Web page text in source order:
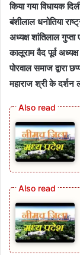
किया गया विधायक
बंशीलाल धनोतिया
अध्यक्ष शांतिलाल
कालूराम वैद पूर्व
पोरवाल समाज
महाराज श्री के दर्शन